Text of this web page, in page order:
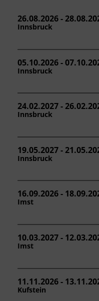
Ausrüstung
Betrieb und
die
Normen und
Führen
einen
Präsenzunterricht
Fachtrainer_in
Hubstaplerausweis
26.08.2026 -
Innsbruck
05.10.2026 -
Innsbruck
24.02.2027 -
Innsbruck
19.05.2027 -
Innsbruck
16.09.2026 -
Imst
10.03.2027 -
Imst
11.11.2026 -
Kufstein